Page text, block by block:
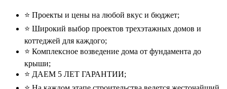
⭐️ Проекты и цены на любой вкус и бюджет;
⭐️ Широкий выбор проектов трехэтажных домов и
коттеджей для каждого;
⭐️ Комплексное возведение дома от фундамента до
крыши;
⭐️ ДАЕМ 5 ЛЕТ ГАРАНТИИ;